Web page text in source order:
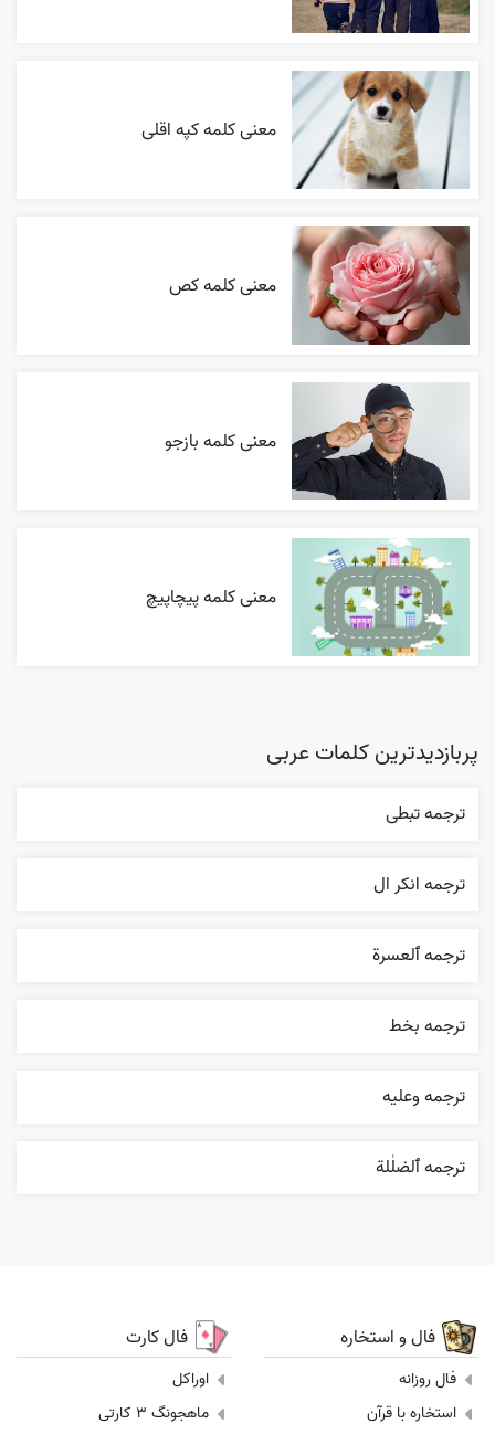
معنی کلمه کپه اقلی
معنی کلمه کص
معنی کلمه بازجو
معنی کلمه پیچاپیچ
پربازدیدترین کلمات عربی
ترجمه تبطی
ترجمه انکر ال
ترجمه ٱلعسرة
ترجمه بخط
ترجمه وعليه
ترجمه ٱلضلٰلة
فال و استخاره
فال روزانه
استخاره با قرآن
فال کارت
اوراکل
ماهجونگ 3 کارتی